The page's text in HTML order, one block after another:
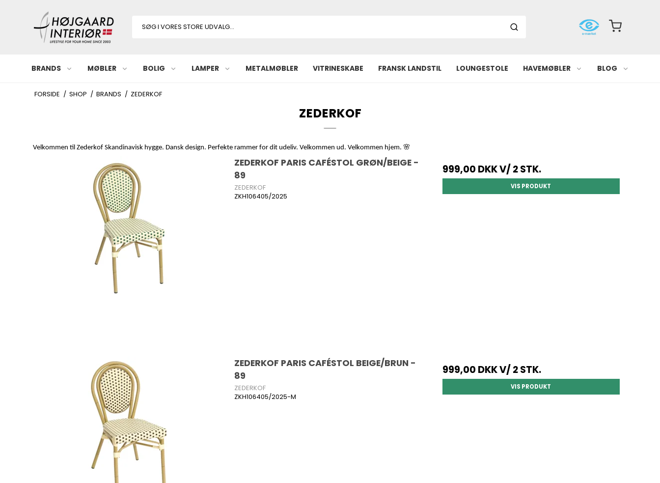
BRANDS MØBLER BOLIG LAMPER METALMØBLER VITRINESKABE FRANSK LANDSTIL LOUNGESTOLE HAVEMØBLER BLOG
FORSIDE / SHOP / BRANDS / ZEDERKOF
ZEDERKOF
Velkommen til Zederkof Skandinavisk hygge. Dansk design. Perfekte rammer for dit udeliv. Velkommen ud. Velkommen hjem. 🌸
ZEDERKOF PARIS CAFÉSTOL GRØN/BEIGE -
89
ZEDERKOF
ZKH106405/2025
999,00 DKKV/ 2 STK.
VIS PRODUKT
ZEDERKOF PARIS CAFÉSTOL BEIGE/BRUN -
89
ZEDERKOF
ZKH106405/2025-M
999,00 DKKV/ 2 STK.
VIS PRODUKT